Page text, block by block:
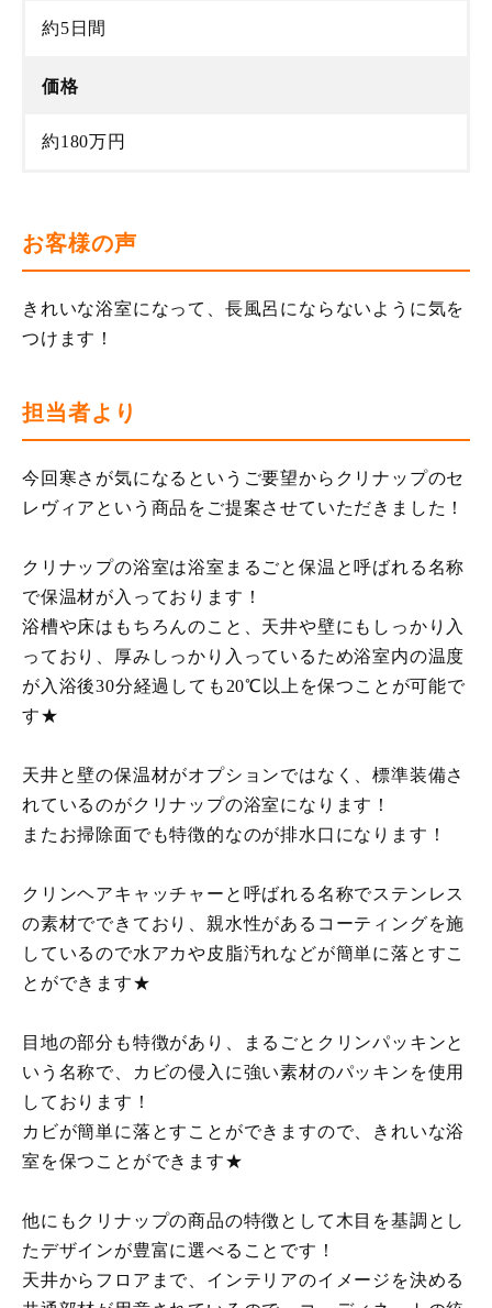
約5日間
価格
約180万円
お客様の声
きれいな浴室になって、長風呂にならないように気を
つけます！
担当者より
今回寒さが気になるというご要望からクリナップのセ
レヴィアという商品をご提案させていただきました！
クリナップの浴室は浴室まるごと保温と呼ばれる名称
で保温材が入っております！
浴槽や床はもちろんのこと、天井や壁にもしっかり入
っており、厚みしっかり入っているため浴室内の温度
が入浴後30分経過しても20℃以上を保つことが可能で
す★
天井と壁の保温材がオプションではなく、標準装備さ
れているのがクリナップの浴室になります！
またお掃除面でも特徴的なのが排水口になります！
クリンヘアキャッチャーと呼ばれる名称でステンレス
の素材でできており、親水性があるコーティングを施
しているので水アカや皮脂汚れなどが簡単に落とすこ
とができます★
目地の部分も特徴があり、まるごとクリンパッキンと
いう名称で、カビの侵入に強い素材のパッキンを使用
しております！
カビが簡単に落とすことができますので、きれいな浴
室を保つことができます★
他にもクリナップの商品の特徴として木目を基調とし
たデザインが豊富に選べることです！
天井からフロアまで、インテリアのイメージを決める